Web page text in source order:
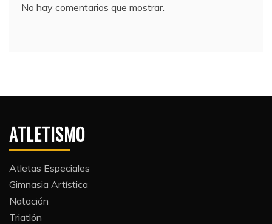
No hay comentarios que mostrar.
ATLETISMO
Atletas Especiales
Gimnasia Artística
Natación​
Triatlón​